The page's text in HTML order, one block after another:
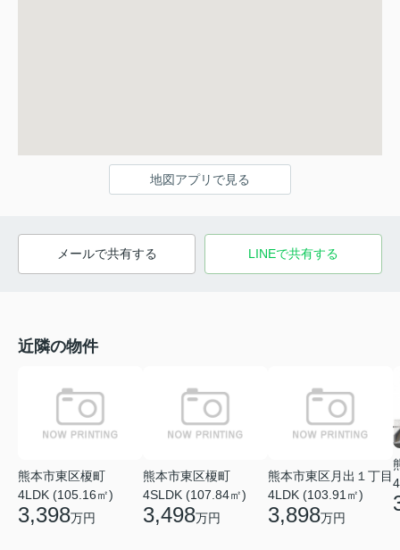
地図アプリで見る
メールで共有する LINEで共有する
近隣の物件
熊本市東区榎町
4LDK (105.16㎡)
3,398万円
熊本市東区榎町
4SLDK (107.84㎡)
3,498万円
熊本市東区月出１丁目
4LDK (103.91㎡)
3,898万円